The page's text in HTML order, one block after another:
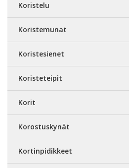
Koristelu
Koristemunat
Koristesienet
Koristeteipit
Korit
Korostuskynät
Kortinpidikkeet